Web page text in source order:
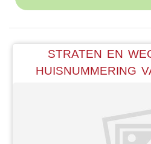
STRATEN EN
HUISNUMMERING